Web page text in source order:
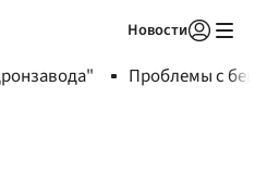
Новости
Проблемы с